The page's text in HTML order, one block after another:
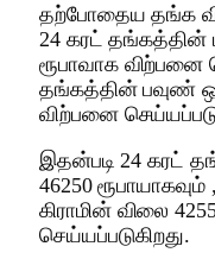
தற்போதைய தங்க
24 கரட் தங்கத்தின்
ரூபாவாக விற்பனை
தங்கத்தின் பவுண்
விற்பனை
இதன்படி 24 கரட்
46250
கிராமின் விலை
செய்யப்படுகிறது.